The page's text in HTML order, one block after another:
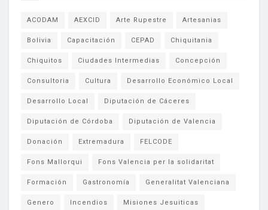
ACODAM AEXCID Arte Rupestre Artesanias
Bolivia Capacitación CEPAD Chiquitania
Chiquitos Ciudades Intermedias Concepción
Consultoria Cultura Desarrollo Económico Local
Desarrollo Local Diputación de Cáceres
Diputación de Córdoba Diputación de Valencia
Donación Extremadura FELCODE
Fons Mallorqui Fons Valencia per la solidaritat
Formación Gastronomía Generalitat Valenciana
Genero Incendios Misiones Jesuiticas